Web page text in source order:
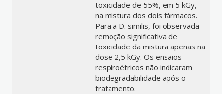
toxicidade de 55%, em 5 kGy,
na mistura dos dois fármacos.
Para a D. similis, foi observada
remoção significativa de
toxicidade da mistura apenas na
dose 2,5 kGy. Os ensaios
respiroétricos não indicaram
biodegradabilidade após o
tratamento.